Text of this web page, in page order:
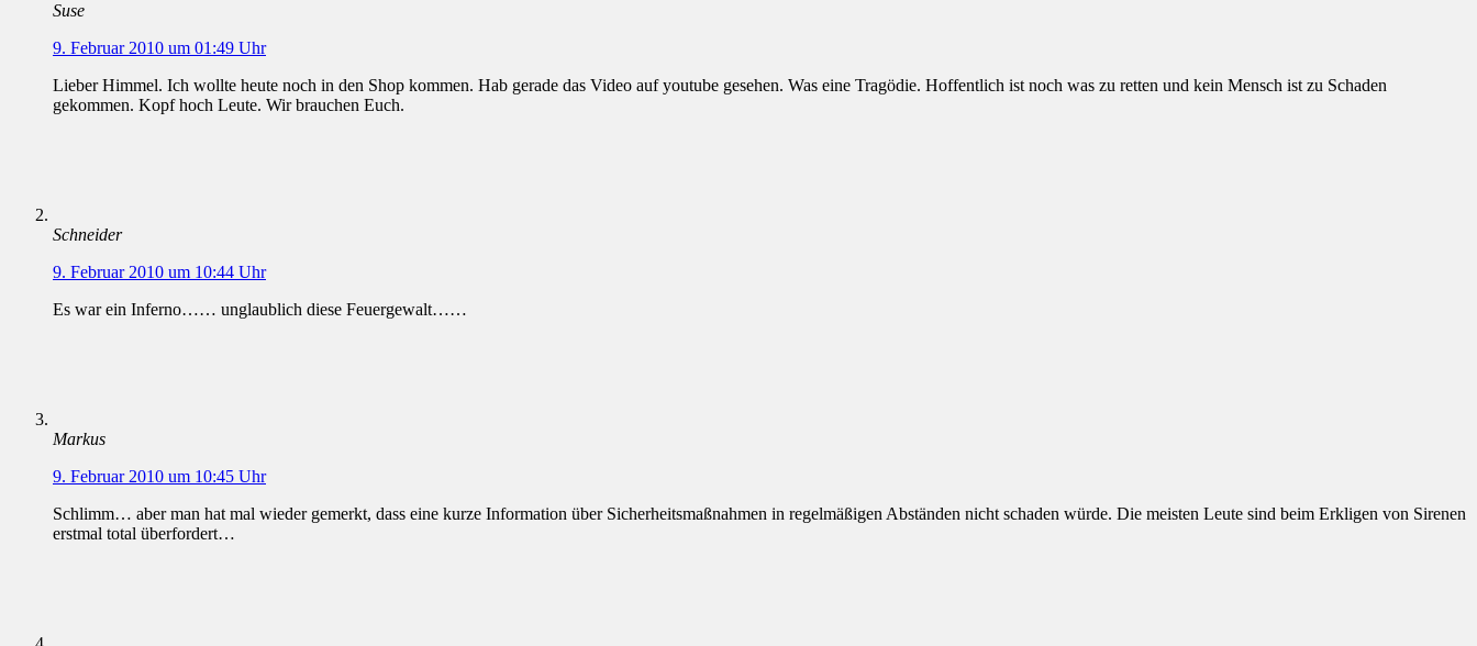
Suse
9. Februar 2010 um 01:49 Uhr
Lieber Himmel. Ich wollte heute noch in den Shop kommen. Hab gerade das Video auf youtube gesehen. Was eine Tragödie. Hoffentlich ist noch was zu retten und kein Mensch ist zu Schaden
gekommen. Kopf hoch Leute. Wir brauchen Euch.
Schneider
9. Februar 2010 um 10:44 Uhr
Es war ein Inferno…… unglaublich diese Feuergewalt……
Markus
9. Februar 2010 um 10:45 Uhr
Schlimm… aber man hat mal wieder gemerkt, dass eine kurze Information über Sicherheitsmaßnahmen in regelmäßigen Abständen nicht schaden würde. Die meisten Leute sind beim Erkligen von Sirenen
erstmal total überfordert…